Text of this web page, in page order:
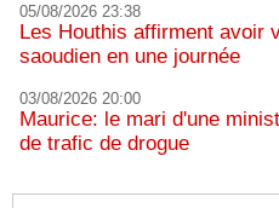
05/08/2026 23:38
Les Houthis affirment avoir
saoudien en une journée
03/08/2026 20:00
Maurice: le mari d'une
de trafic de drogue